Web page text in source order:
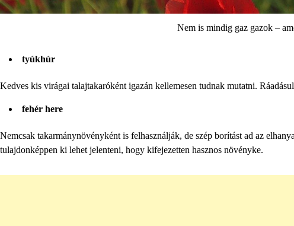
Nem is mindig gaz gazok –
tyúkhúr
Kedves kis virágai talajtakaróként igazán kellemesen tudnak mutatni.
fehér here
Nemcsak takarmánynövényként is felhasználják, de szép borítást ad az
tulajdonképpen ki lehet jelenteni, hogy kifejezetten hasznos növényke.